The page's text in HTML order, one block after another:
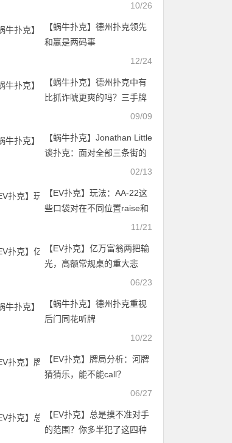
10/26
【蜗牛扑克】德州扑克领先
和赢是两码事
12/24
【蜗牛扑克】德州扑克中有
比抓诈唬更爽的吗？三手牌
09/09
【蜗牛扑克】Jonathan Little
谈扑克：面对全部三条街的
02/13
【EV扑克】玩法：AA-22这
些口袋对在不同位置raise和
11/21
【EV扑克】亿万富翁两把输
光，高额常规桌的重大悲
剧！只有EV保险可以改变Bill
06/23
【蜗牛扑克】德州扑克重视
后门同花听牌
10/22
【EV扑克】牌局分析：河牌
猜猜乐，能不能call？
06/27
【EV扑克】总是摸不准对手
的范围？你多半犯了这四种